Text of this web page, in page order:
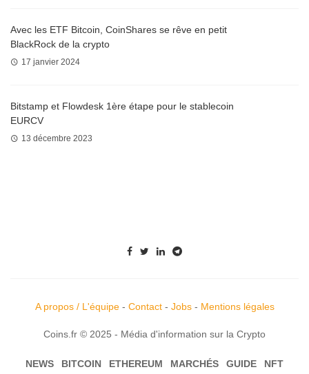
Avec les ETF Bitcoin, CoinShares se rêve en petit
BlackRock de la crypto
17 janvier 2024
Bitstamp et Flowdesk 1ère étape pour le stablecoin
EURCV
13 décembre 2023
A propos / L'équipe- Contact- Jobs- Mentions légales
Coins.fr © 2025 - Média d'information sur la Crypto
NEWS BITCOIN ETHEREUM MARCHÉS GUIDE NFT